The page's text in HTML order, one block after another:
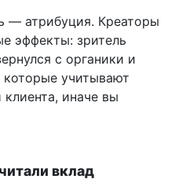
— атрибуция. Креаторы
эффекты: зритель
с органики и
учитывают
клиента, иначе вы
вклад